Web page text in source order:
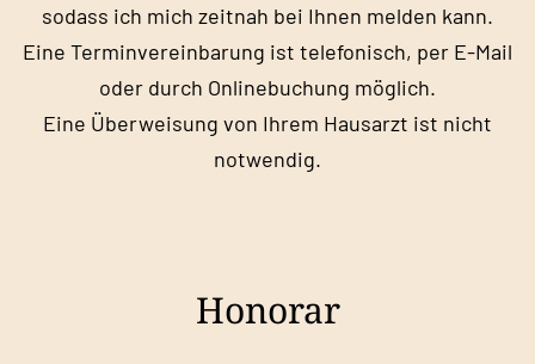
sodass ich mich zeitnah bei Ihnen melden kann.
Eine Terminvereinbarung ist telefonisch, per E-Mail
oder durch Onlinebuchung möglich.
Eine Überweisung von Ihrem Hausarzt ist nicht
notwendig.
Honorar